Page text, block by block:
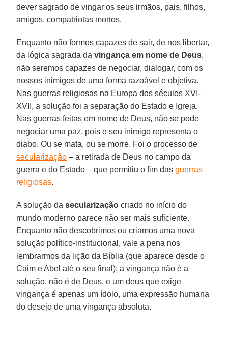
dever sagrado de vingar os seus irmãos, pais, filhos,
amigos, compatriotas mortos.
Enquanto não formos capazes de sair, de nos libertar,
da lógica sagrada davingança em nome de Deus,
não seremos capazes de negociar, dialogar, com os
nossos inimigos de uma forma razoável e objetiva.
Nas guerras religiosas na Europa dos séculos XVI-
XVII, a solução foi a separação do Estado e Igreja.
Nas guerras feitas em nome de Deus, não se pode
negociar uma paz, pois o seu inimigo representa o
diabo. Ou se mata, ou se morre. Foi o processo de
secularização – a retirada de Deus no campo da
guerra e do Estado – que permitiu o fim dasguerras
religiosas.
A solução dasecularização criado no início do
mundo moderno parece não ser mais suficiente.
Enquanto não descobrimos ou criamos uma nova
solução político-institucional, vale a pena nos
lembrarmos da lição da Bíblia (que aparece desde o
Caim e Abel até o seu final): a vingança não é a
solução, não é de Deus, e um deus que exige
vingança é apenas um ídolo, uma expressão humana
do desejo de uma vingança absoluta.